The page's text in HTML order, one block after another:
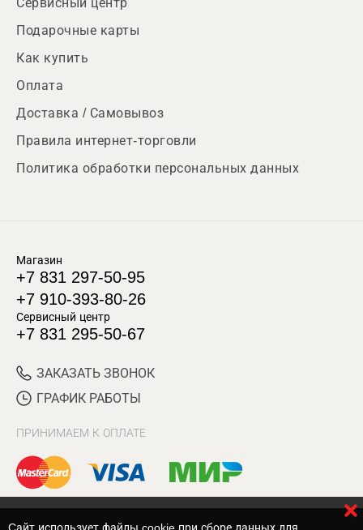
Сервисный центр
Подарочные карты
Как купить
Оплата
Доставка / Самовывоз
Правила интернет-торговли
Политика обработки персональных данных
Магазин
+7 831 297-50-95
+7 910-393-80-26
Сервисный центр
+7 831 295-50-67
ЗАКАЗАТЬ ЗВОНОК
ГРАФИК РАБОТЫ
ПРИНИМАЕМ К ОПЛАТЕ